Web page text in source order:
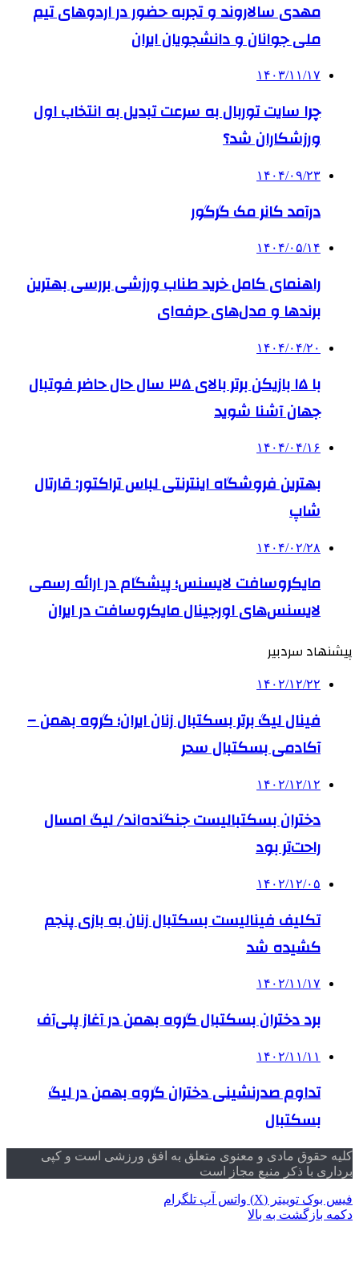
مهدی سالاروند و تجربه حضور در اردوهای تیم
ملی جوانان و دانشجویان ایران
۱۴۰۳/۱۱/۱۷
چرا سایت توربال به ‌سرعت تبدیل به انتخاب اول
ورزشکاران شد؟
۱۴۰۴/۰۹/۲۳
درآمد کانر مک گرگور
۱۴۰۴/۰۵/۱۴
راهنمای کامل خرید طناب ورزشی بررسی بهترین
برندها و مدل‌های حرفه‌ای
۱۴۰۴/۰۴/۲۰
با ۱۵ بازیکن برتر بالای ۳۵ سال حال حاضر فوتبال
جهان آشنا شوید
۱۴۰۴/۰۴/۱۶
بهترین فروشگاه اینترنتی لباس تراکتور: قارتال
شاپ
۱۴۰۴/۰۲/۲۸
مایکروسافت لایسنس؛ پیشگام در ارائه رسمی
لایسنس‌های اورجینال مایکروسافت در ایران
پیشنهاد سردبیر
۱۴۰۲/۱۲/۲۲
فینال لیگ برتر بسکتبال زنان ایران؛ گروه بهمن –
آکادمی بسکتبال سحر
۱۴۰۲/۱۲/۱۲
دختران بسکتبالیست جنگنده‌اند/ لیگ امسال
راحت‌تر بود
۱۴۰۲/۱۲/۰۵
تکلیف فینالیست بسکتبال زنان به بازی پنجم
کشیده شد
۱۴۰۲/۱۱/۱۷
برد دختران بسکتبال گروه بهمن در آغاز پلی‌آف
۱۴۰۲/۱۱/۱۱
تداوم صدرنشینی دختران گروه بهمن در لیگ
بسکتبال
کلیه حقوق مادی و معنوی متعلق به افق ورزشی است و کپی
برداری با ذکر منبع مجاز است
فیس بوک توییتر (X) واتس آپ تلگرام
دکمه بازگشت به بالا